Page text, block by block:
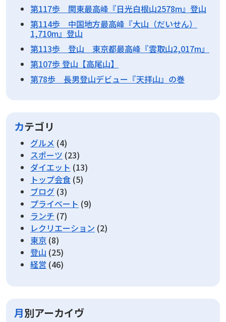
第117歩 関東最高峰『日光白根山2578m』登山
第114歩 中国地方最高峰『大山（だいせん）
1,710m』登山
第113歩 登山 東京都最高峰『雲取山2,017m』
第107歩 登山【高尾山】
第78歩 長男登山デビュー『天拝山』の巻
カテゴリ
グルメ (4)
スポーツ (23)
ダイエット (13)
トップ会食 (5)
ブログ (3)
プライベート (9)
ランチ (7)
レクリエーション (2)
東京 (8)
登山 (25)
経営 (46)
月別アーカイヴ